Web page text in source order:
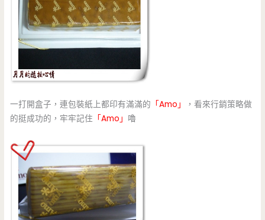
一打開盒子，連包裝紙上都印有滿滿的 「Amo」
，看來行銷策略做
的挺成功的，牢牢記住 「Amo」 嚕